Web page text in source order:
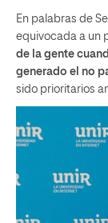
En palabras de
equivocada a un
de la gente
generado el no
sido prioritarios